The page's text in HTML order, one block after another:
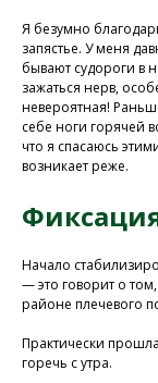
Я безумно
запястье. У меня
бывают судороги в
зажаться нерв,
невероятная!
себе ноги горячей
что я спасаюсь
возникает реже.
Начало
— это говорит о
районе плечевого
Практически
горечь с утра.
нашей
без
Программа